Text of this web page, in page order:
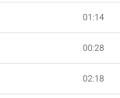
01:14
00:28
02:18